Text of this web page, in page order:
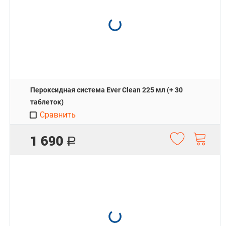
Пероксидная система Ever Clean 225 мл (+ 30
таблеток)
1 690 Р
Сравнить